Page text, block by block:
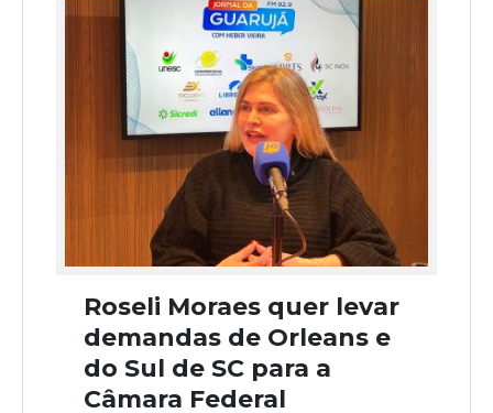
Roseli Moraes quer levar
demandas de Orleans e
do Sul de SC para a
Câmara Federal